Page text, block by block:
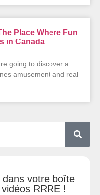
Place Where Fun
in Canada
going to discover a
amusement and real
dans votre boîte
RRRE !